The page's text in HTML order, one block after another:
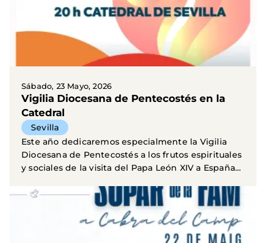
Sábado, 23 Mayo, 2026
Vigilia Diocesana de Pentecostés en la
Catedral
Sevilla
Este año dedicaremos especialmente la Vigilia
Diocesana de Pentecostés a los frutos espirituales
y sociales de la visita del Papa León XIV a España